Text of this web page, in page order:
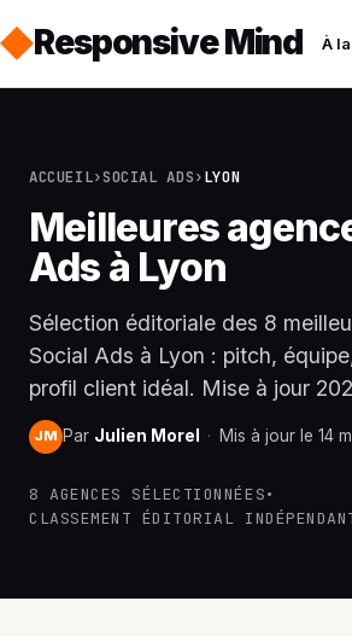
Responsive Mind À
ACCUEIL›SOCIAL ADS›LYON
Meilleures
Ads à Lyon
Sélection éditoriale des 8
Social Ads à Lyon : pitch,
profil client idéal. Mise à jour
JM Par Julien Morel · Mis à jour le 14
8 AGENCES SÉLECTIONNÉES•
CLASSEMENT ÉDITORIAL